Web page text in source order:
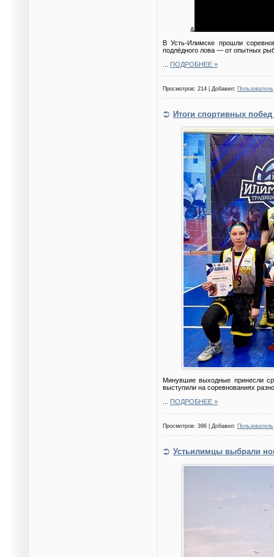
&
В Усть-Илимске прошли
подлёдного лова — от опытных
ПОДРОБНЕЕ »
Просмотров: 214 | Добавил: Пользователь
Итоги спортивных
Минувшие выходные принесли
выступили на соревнованиях
ПОДРОБНЕЕ »
Просмотров: 396 | Добавил: Пользователь
Устьилимцы выбрали